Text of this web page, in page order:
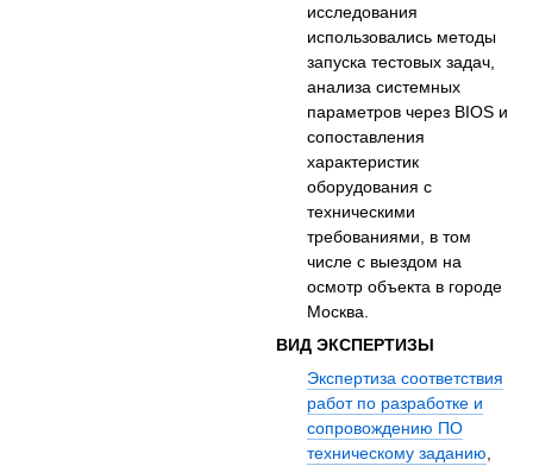
исследования
использовались методы
запуска тестовых задач,
анализа системных
параметров через BIOS и
сопоставления
характеристик
оборудования с
техническими
требованиями, в том
числе с выездом на
осмотр объекта в городе
Москва.
ВИД ЭКСПЕРТИЗЫ
Экспертиза соответствия
работ по разработке и
сопровождению ПО
техническому заданию,